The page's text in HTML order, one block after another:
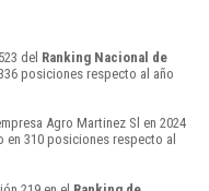
del Ranking Nacional de
posiciones respecto al año
Agro Martinez Sl en 2024
310 posiciones respecto al